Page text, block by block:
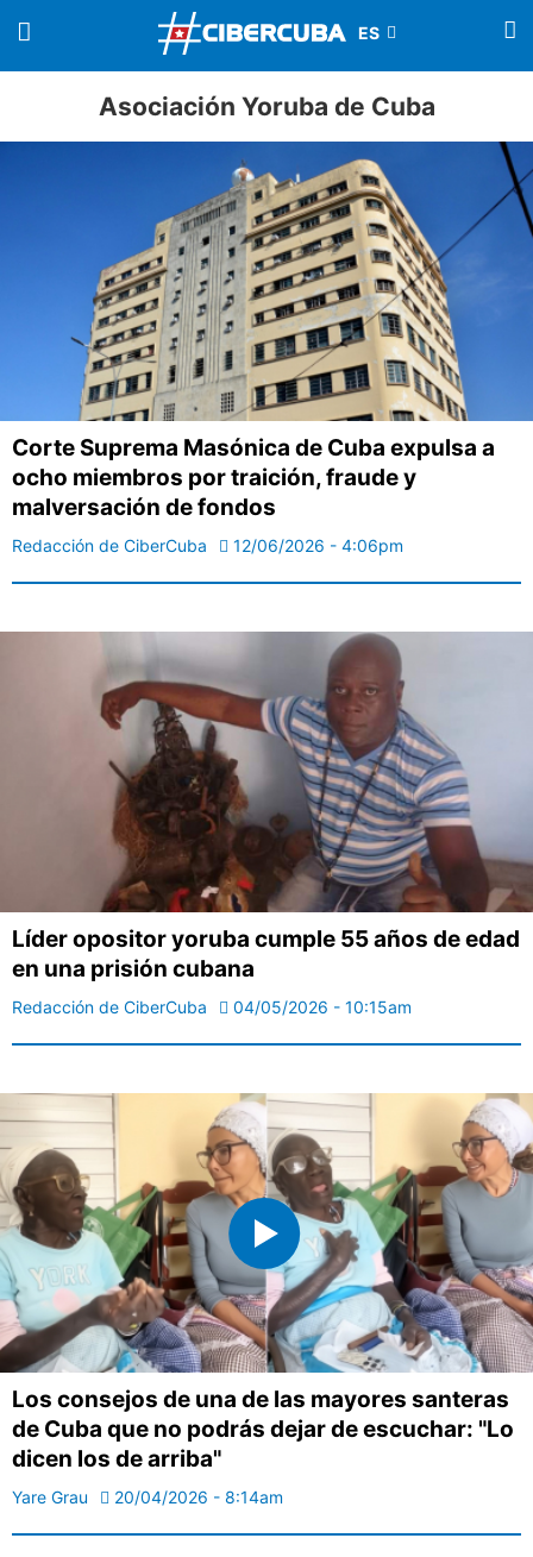
Asociación Yoruba de Cuba
Corte Suprema Masónica de Cuba expulsa a
ocho miembros por traición, fraude y
malversación de fondos
Redacción de CiberCuba 12/06/2026 - 4:06pm
Líder opositor yoruba cumple 55 años de edad
en una prisión cubana
Redacción de CiberCuba 04/05/2026 - 10:15am
Los consejos de una de las mayores santeras
de Cuba que no podrás dejar de escuchar: "Lo
dicen los de arriba"
Yare Grau 20/04/2026 - 8:14am